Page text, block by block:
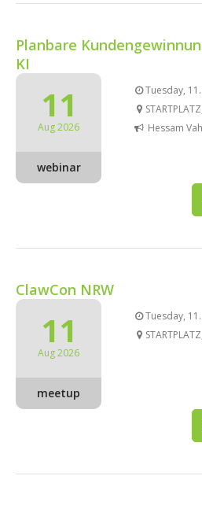
Planbare
KI
11
Aug 2026
webinar
Tuesday,
Hessam
ClawCon NRW
11
Aug 2026
meetup
Tuesday,